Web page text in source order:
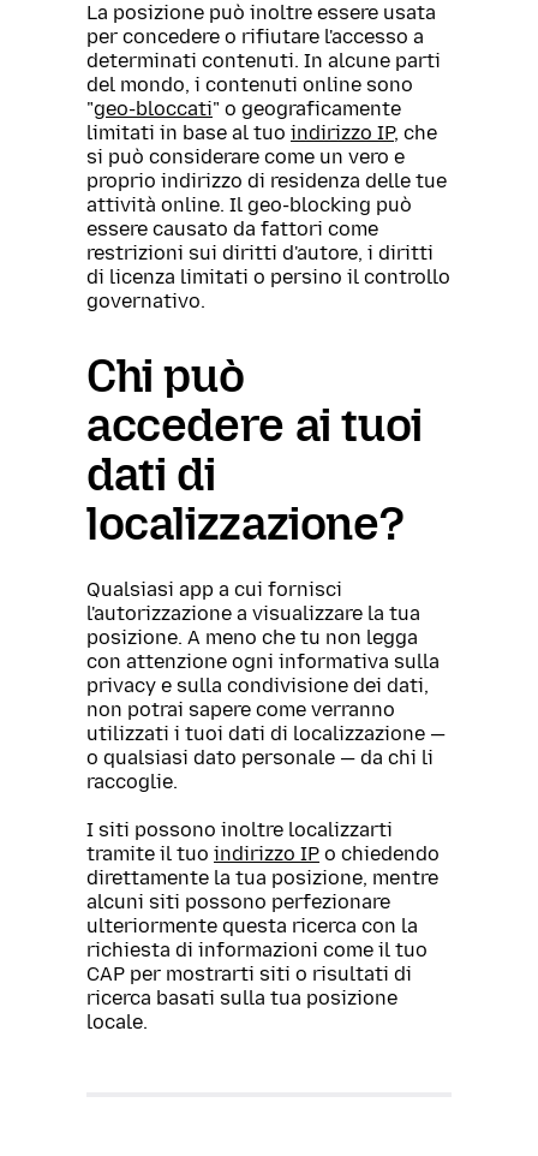
La posizione può inoltre essere usata
per concedere o rifiutare l'accesso a
determinati contenuti. In alcune parti
del mondo, i contenuti online sono
"geo-bloccati" o geograficamente
limitati in base al tuo indirizzo IP, che
si può considerare come un vero e
proprio indirizzo di residenza delle tue
attività online. Il geo-blocking può
essere causato da fattori come
restrizioni sui diritti d'autore, i diritti
di licenza limitati o persino il controllo
governativo.
Chi può
accedere ai tuoi
dati di
localizzazione?
Qualsiasi app a cui fornisci
l'autorizzazione a visualizzare la tua
posizione. A meno che tu non legga
con attenzione ogni informativa sulla
privacy e sulla condivisione dei dati,
non potrai sapere come verranno
utilizzati i tuoi dati di localizzazione —
o qualsiasi dato personale — da chi li
raccoglie.
I siti possono inoltre localizzarti
tramite il tuo indirizzo IP o chiedendo
direttamente la tua posizione, mentre
alcuni siti possono perfezionare
ulteriormente questa ricerca con la
richiesta di informazioni come il tuo
CAP per mostrarti siti o risultati di
ricerca basati sulla tua posizione
locale.